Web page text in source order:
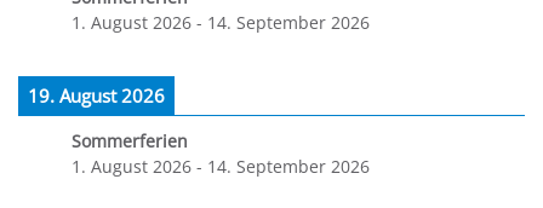
1. August 2026 - 14. September 2026
19. August 2026
Sommerferien
1. August 2026 - 14. September 2026